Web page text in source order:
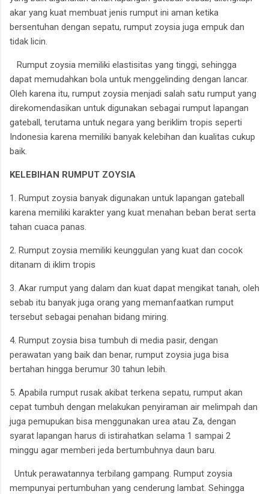
akar yang kuat membuat jenis rumput ini aman ketika
bersentuhan dengan sepatu, rumput zoysia juga empuk dan
tidak licin.
Rumput zoysia memiliki elastisitas yang tinggi, sehingga
dapat memudahkan bola untuk menggelinding dengan lancar.
Oleh karena itu, rumput zoysia menjadi salah satu rumput yang
direkomendasikan untuk digunakan sebagai rumput lapangan
gateball, terutama untuk negara yang beriklim tropis seperti
Indonesia karena memiliki banyak kelebihan dan kualitas cukup
baik.
KELEBIHAN RUMPUT ZOYSIA
1. Rumput zoysia banyak digunakan untuk lapangan gateball
karena memiliki karakter yang kuat menahan beban berat serta
tahan cuaca panas.
2. Rumput zoysia memiliki keunggulan yang kuat dan cocok
ditanam di iklim tropis
3. Akar rumput yang dalam dan kuat dapat mengikat tanah, oleh
sebab itu banyak juga orang yang memanfaatkan rumput
tersebut sebagai penahan bidang miring.
4. Rumput zoysia bisa tumbuh di media pasir, dengan
perawatan yang baik dan benar, rumput zoysia juga bisa
bertahan hingga berumur 30 tahun lebih.
5. Apabila rumput rusak akibat terkena sepatu, rumput akan
cepat tumbuh dengan melakukan penyiraman air melimpah dan
juga pemupukan bisa menggunakan urea atau Za, dengan
syarat lapangan harus di istirahatkan selama 1 sampai 2
minggu agar memberi jeda bertumbuhnya daun baru.
Untuk perawatannya terbilang gampang. Rumput zoysia
mempunyai pertumbuhan yang cenderung lambat. Sehingga